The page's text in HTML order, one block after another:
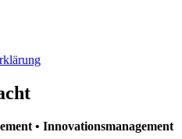
• Innovationsmanagement